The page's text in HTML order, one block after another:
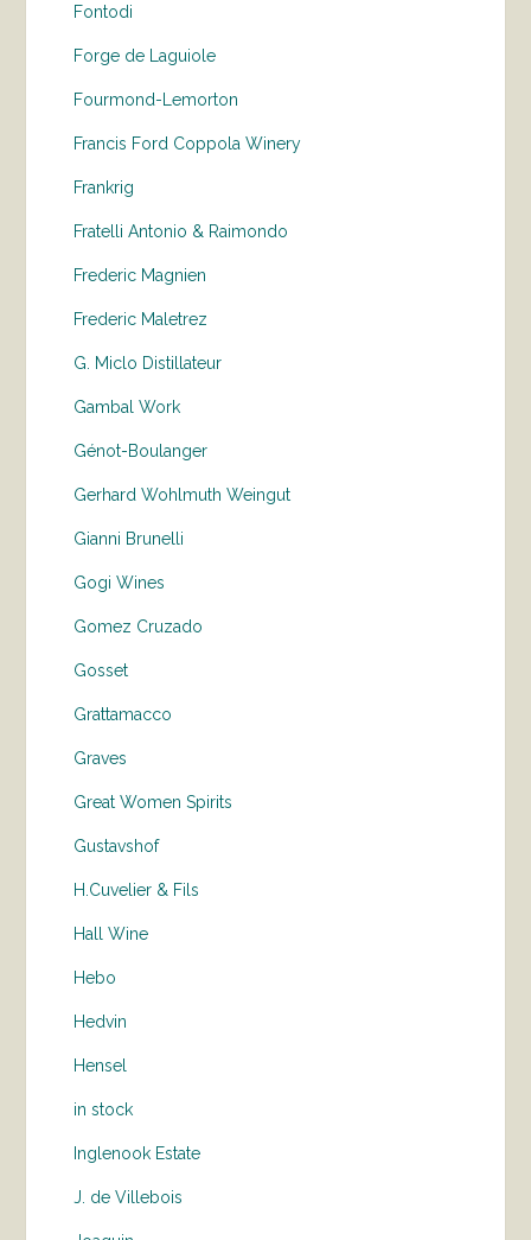
Fontodi
Forge de Laguiole
Fourmond-Lemorton
Francis Ford Coppola Winery
Frankrig
Fratelli Antonio & Raimondo
Frederic Magnien
Frederic Maletrez
G. Miclo Distillateur
Gambal Work
Génot-Boulanger
Gerhard Wohlmuth Weingut
Gianni Brunelli
Gogi Wines
Gomez Cruzado
Gosset
Grattamacco
Graves
Great Women Spirits
Gustavshof
H.Cuvelier & Fils
Hall Wine
Hebo
Hedvin
Hensel
in stock
Inglenook Estate
J. de Villebois